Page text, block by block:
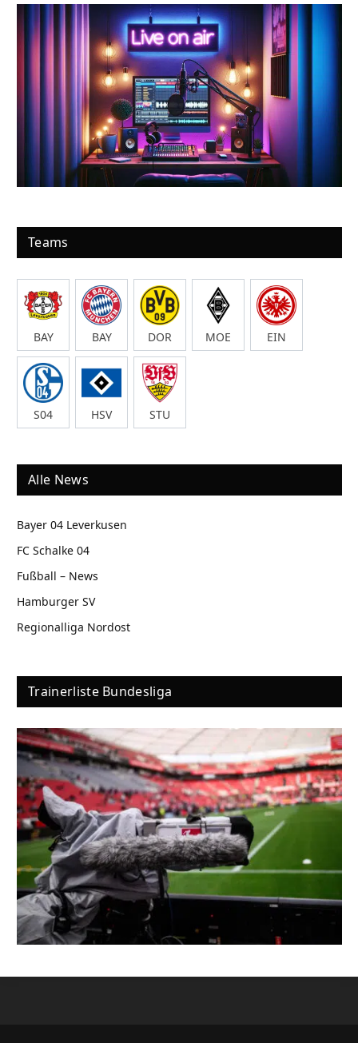
Teams
BAY BAY DOR MOE EIN
S04 HSV STU
Alle News
Bayer 04 Leverkusen
FC Schalke 04
Fußball – News
Hamburger SV
Regionalliga Nordost
Trainerliste Bundesliga